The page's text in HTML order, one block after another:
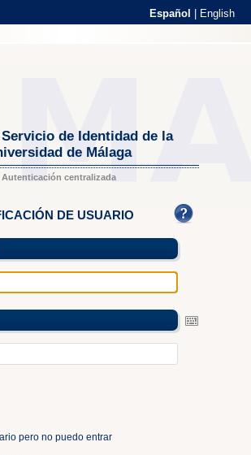
Español English
Servicio de Identidad de la
de Málaga
Autenticación centralizada
DE USUARIO
pero no puedo entrar